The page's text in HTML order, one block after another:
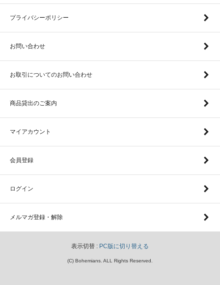
プライバシーポリシー
お問い合わせ
お取引についてのお問い合わせ
商品貸出のご案内
マイアカウント
会員登録
ログイン
メルマガ登録・解除
表示切替 : PC版に切り替える
(C) Bohemians. ALL Rights Reserved.